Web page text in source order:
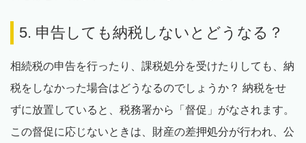
5. 申告しても納税しないとどうなる？
相続税の申告を行ったり、課税処分を受けたりしても、納
税をしなかった場合はどうなるのでしょうか？ 納税をせ
ずに放置していると、税務署から「督促」がなされます。
この督促に応じないときは、財産の差押処分が行われ、公